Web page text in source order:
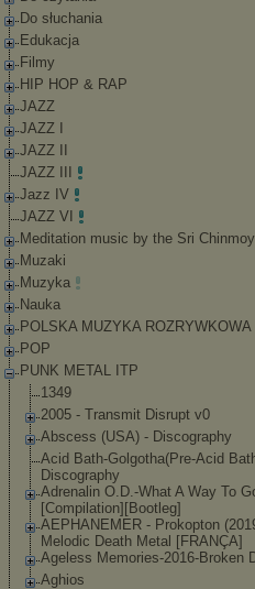
Do słuchania
Edukacja
Filmy
HIP HOP & RAP
JAZZ
JAZZ I
JAZZ II
JAZZ III
Jazz IV
JAZZ VI
Meditation music by the Sri
Muzaki
Muzyka
Nauka
POLSKA MUZYKA ROZRYWKOWA
POP
PUNK METAL ITP
1349
2005 - Transmit Disrupt v0
Abscess (USA) - Discography
Acid Bath-Golgotha(Pre-Acid
Discography
Adrenalin O.D.-What A Way To
[Compi lation][Bootleg]
AEPHANEMER - Prokopton
Melodic Death Metal [FRANÇA]
Ageless Memories-2016-Broken
Aghios